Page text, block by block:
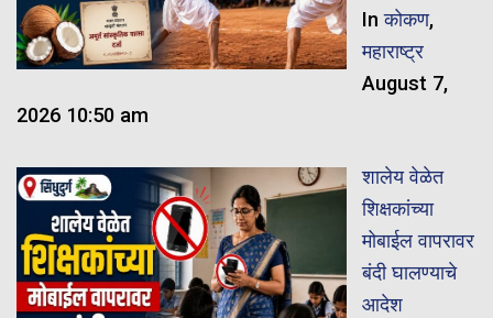
Inकोकण,
महाराष्ट्र
August 7,
2026 10:50 am
शालेय वेळेत
शिक्षकांच्या
मोबाईल वापरावर
बंदी घालण्याचे
आदेश